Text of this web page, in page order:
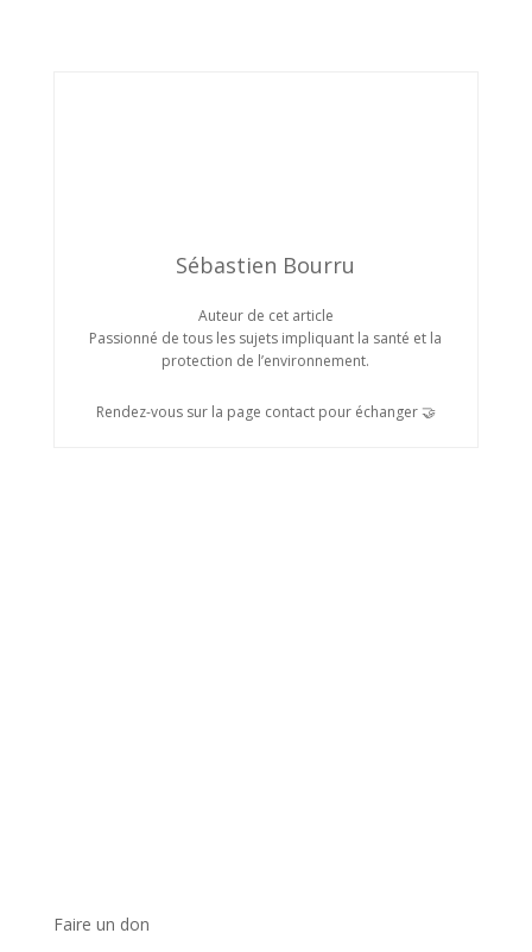
Sébastien Bourru
Auteur de cet article
Passionné de tous les sujets impliquant la santé et la
protection de l’environnement.
Rendez-vous sur la page contact pour échanger 🤝
Faire un don